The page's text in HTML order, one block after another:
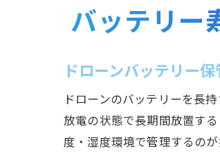
バッテリー
ドローンバッテリー
ドローンのバッテリーを長
放電の状態で長期間放置す
度・湿度環境で管理するのが